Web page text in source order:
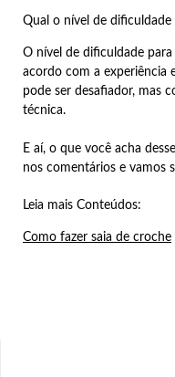
Qual o nível de
O nível de dificuldade
acordo com a experiência
pode ser desafiador, mas
técnica.
E aí, o que você acha
nos comentários e vamos
Leia mais Conteúdos:
Como fazer saia de croche